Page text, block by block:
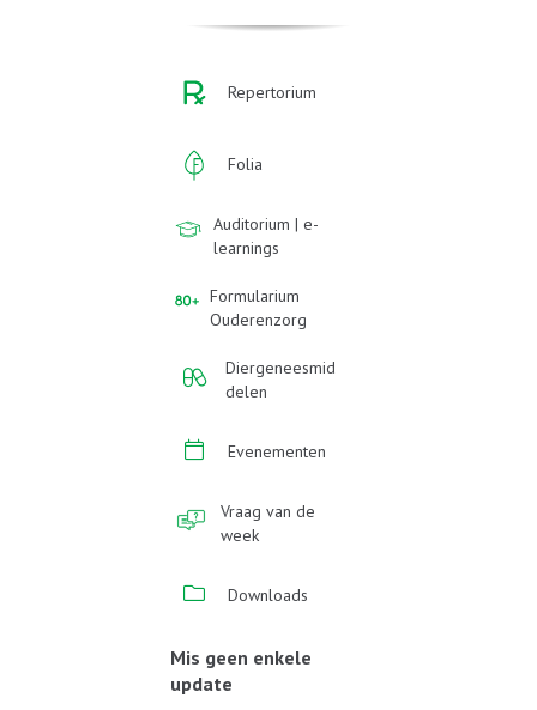
Repertorium
Folia
Auditorium | e-
learnings
Formularium
Ouderenzorg
Diergeneesmid
delen
Evenementen
Vraag van de
week
Downloads
Mis geen enkele
update